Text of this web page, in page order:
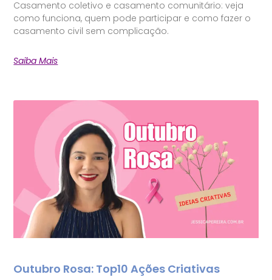
Casamento coletivo e casamento comunitário: veja
como funciona, quem pode participar e como fazer o
casamento civil sem complicação.
Saiba Mais
Outubro Rosa: Top10 Ações Criativas